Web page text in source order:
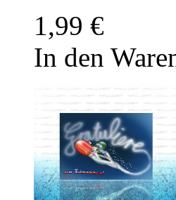
1,99 €
In den